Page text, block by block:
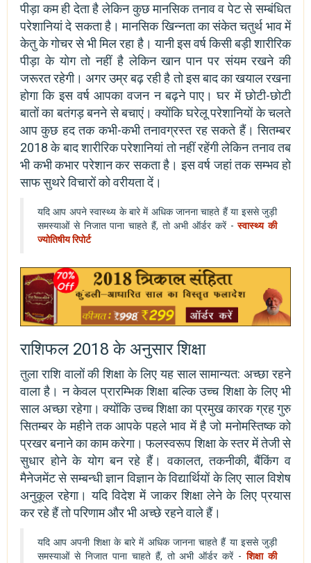
पीड़ा कम ही देता है लेकिन कुछ मानसिक तनाव व पेट से सम्बंधित
परेशानियां दे सकता है। मानसिक खिन्नता का संकेत चतुर्थ भाव में
केतु के गोचर से भी मिल रहा है। यानी इस वर्ष किसी बड़ी शारीरिक
पीड़ा के योग तो नहीं है लेकिन खान पान पर संयम रखने की
जरूरत रहेगी। अगर उम्र बढ़ रही है तो इस बाद का खयाल रखना
होगा कि इस वर्ष आपका वजन न बढ़ने पाए। घर में छोटी-छोटी
बातों का बतंगड़ बनने से बचाएं। क्योंकि घरेलू परेशानियों के चलते
आप कुछ हद तक कभी-कभी तनावग्रस्त रह सकते हैं। सितम्बर
2018 के बाद शारीरिक परेशानियां तो नहीं रहेंगी लेकिन तनाव तब
भी कभी कभार परेशान कर सकता है। इस वर्ष जहां तक सम्भव हो
साफ सुथरे विचारों को वरीयता दें।
यदि आप अपने स्वास्थ्य के बारे में अधिक जानना चाहते हैं या इससे जुड़ी
समस्याओं से निजात पाना चाहते हैं, तो अभी ऑर्डर करें -स्वास्थ्य की
ज्योतिषीय रिपोर्ट
राशिफल 2018 के अनुसार शिक्षा
तुला राशि वालों की शिक्षा के लिए यह साल सामान्यत: अच्छा रहने
वाला है। न केवल प्रारम्भिक शिक्षा बल्कि उच्च शिक्षा के लिए भी
साल अच्छा रहेगा। क्योंकि उच्च शिक्षा का प्रमुख कारक ग्रह गुरु
सितम्बर के महीने तक आपके पहले भाव में है जो मनोमस्तिष्क को
प्रखर बनाने का काम करेगा। फलस्वरूप शिक्षा के स्तर में तेजी से
सुधार होने के योग बन रहे हैं। वकालत, तकनीकी, बैंकिंग व
मैनेजमेंट से सम्बन्धी ज्ञान विज्ञान के विद्यार्थियों के लिए साल विशेष
अनुकूल रहेगा। यदि विदेश में जाकर शिक्षा लेने के लिए प्रयास
कर रहे हैं तो परिणाम और भी अच्छे रहने वाले हैं।
यदि आप अपनी शिक्षा के बारे में अधिक जानना चाहते हैं या इससे जुड़ी
समस्याओं से निजात पाना चाहते हैं, तो अभी ऑर्डर करें -शिक्षा की